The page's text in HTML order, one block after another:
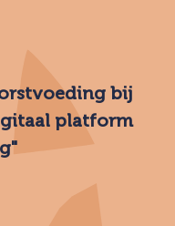
bij
platform